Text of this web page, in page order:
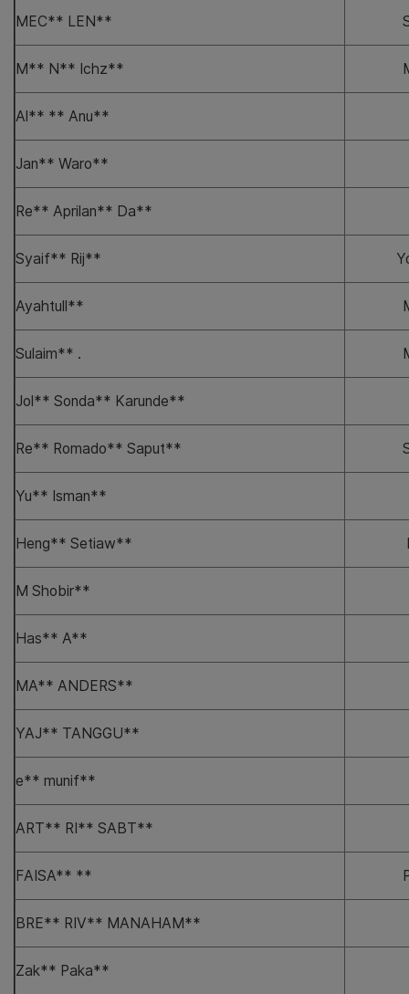
MEC** LEN**
M** N** Ichz**
Al** ** Anu**
Jan** Waro**
Re** Aprilan** Da**
Syaif** Rij**
Ayahtull**
Sulaim** .
Jol** Sonda** Karunde**
Re** Romado** Saput**
Yu** Isman**
Heng** Setiaw**
M Shobir**
Has** A**
MA** ANDERS**
YAJ** TANGGU**
e** munif**
ART** RI** SABT**
FAISA** **
BRE** RIV** MANAHAM**
Zak** Paka**